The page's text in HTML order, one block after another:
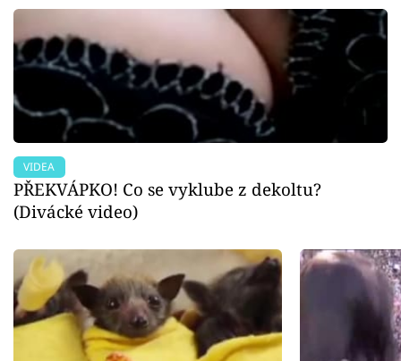
VIDEA
PŘEKVÁPKO! Co se vyklube z dekoltu?
(Divácké video)